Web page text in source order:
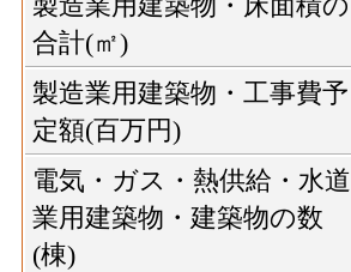
合計(㎡)
製造業用建築物・工事費予
定額(百万円)
電気・ガス・熱供給・水道
業用建築物・建築物の数
(棟)